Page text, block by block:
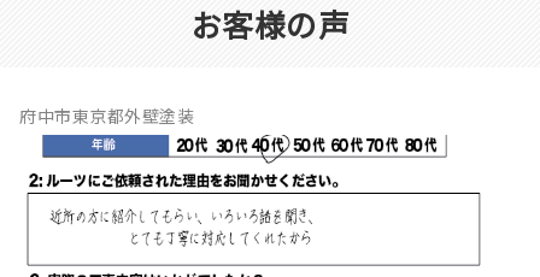
お客様の声
府中市東京都外壁塗装